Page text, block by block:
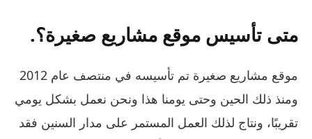
متى تأسيس موقع مشاريع صغيرة؟.
موقع مشاريع صغيرة تم تأسيسه في منتصف عام 2012
ومنذ ذلك الحين وحتى يومنا هذا ونحن نعمل بشكل يومي
تقريبًا، ونتاج لذلك العمل المستمر على مدار السنين فقد